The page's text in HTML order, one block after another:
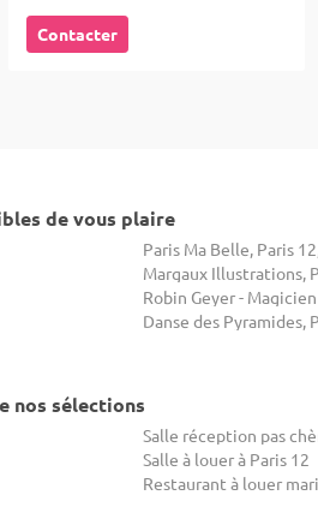
Contacter
de vous plaire
Paris Ma Belle, Paris
Margaux Illustrations,
Danse des Pyramides,
nos sélections
Salle réception pas
Salle à louer à Paris 12
Restaurant à louer